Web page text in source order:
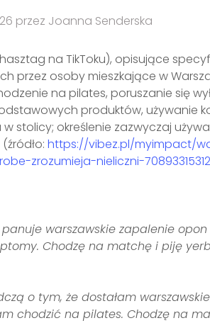
przez Joanna Senderska
na TikToku), opisujące
przez osoby mieszkające w
na pilates, poruszanie się
produktów, używanie
stolicy; określenie zazwyczaj
https://vibez.pl/myimpact/
zrozumieja-nieliczni-
panuje warszawskie zapalenie
Chodzę na matchę i piję
o tym, że dostałam
chodzić na pilates. Chodzę na